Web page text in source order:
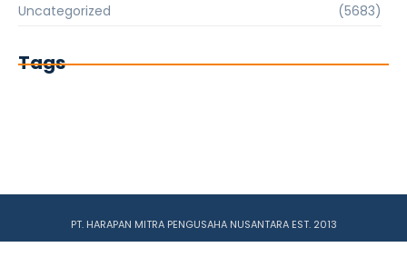
Uncategorized
(5683)
Tags
PT. HARAPAN MITRA PENGUSAHA NUSANTARA EST. 2013